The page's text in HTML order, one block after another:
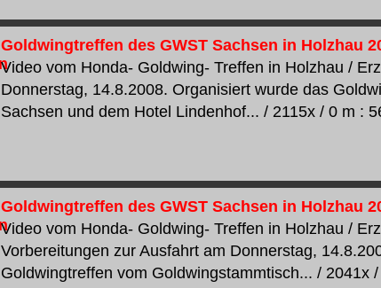
Goldwingtreffen des GWST Sachsen in Holzhau
Video vom Honda- Goldwing- Treffen in Holzhau /
Donnerstag, 14.8.2008. Organisiert wurde das
Sachsen und dem Hotel Lindenhof... / 2115x / 0 m :
Goldwingtreffen des GWST Sachsen in Holzhau
Video vom Honda- Goldwing- Treffen in Holzhau /
Vorbereitungen zur Ausfahrt am Donnerstag,
Goldwingtreffen vom Goldwingstammtisch... / 2041x